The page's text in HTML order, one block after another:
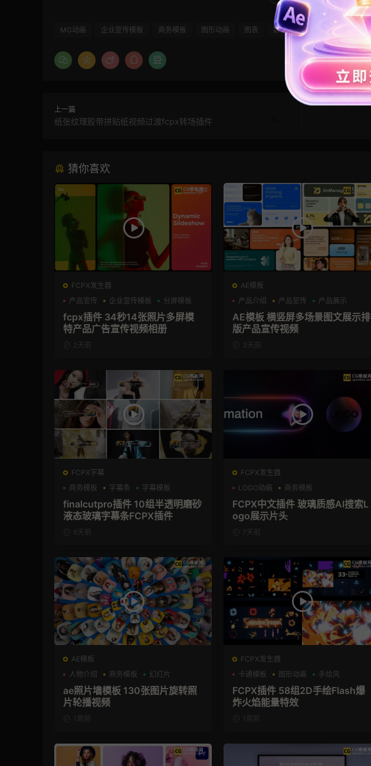
MG动画 企业宣传模板 商务模板 图形动画 图表 数据
上一篇
纸张纹理胶带拼贴纸视频过渡fcpx转场插件
猜你喜欢
FCPX发生器
产品宣传
企业宣传模板 分屏模板
fcpx插件 34秒14张照片多屏模
特产品广告宣传视频相册
2天前
AE模板
产品介绍
产品宣传 产品展示
AE模板 横竖屏多场景图文展示排
版产品宣传视频
3天前
FCPX字幕
商务模板
字幕条 字幕模板
finalcutpro插件 10组半透明磨砂
液态玻璃字幕条FCPX插件
6天前
FCPX发生器
LOGO动画
商务模板
支持Intel+M芯片
FCPX中文插件 玻璃质感AI搜索L
ogo展示片头
7天前
AE模板
人物介绍
商务模板 幻灯片
ae照片墙模板 130张图片旋转照
片轮播视频
1周前
FCPX发生器
卡通模板
图形动画 手绘风
FCPX插件 58组2D手绘Flash爆
炸火焰能量特效
1周前